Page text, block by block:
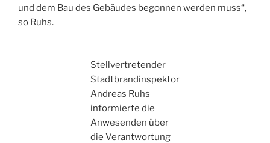
und dem Bau des Gebäudes begonnen werden muss“,
so Ruhs.
Stellvertretender
Stadtbrandinspektor
Andreas Ruhs
informierte die
Anwesenden über
die Verantwortung